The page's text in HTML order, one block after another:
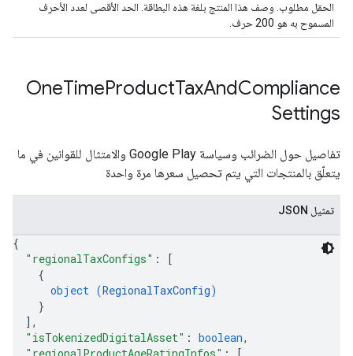
الحقل مطلوب. وصف هذا المنتج بلغة هذه البطاقة. الحد الأقصى لعدد الأحرف
المسموح به هو 200 حرف.
OneTimeProductTaxAndCompliance
Settings
تفاصيل حول الضرائب وسياسة Google Play والامتثال للقوانين في ما
يتعلّق بالمنتجات التي يتم تحصيل سعرها مرة واحدة
تمثيل JSON
{
"regionalTaxConfigs" :
[
{
object (RegionalTaxConfig)
}
] ,
"isTokenizedDigitalAsset" : boolean,